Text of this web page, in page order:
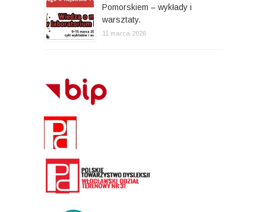
Pomorskiem – wykłady i
warsztaty.
11 marca 2026